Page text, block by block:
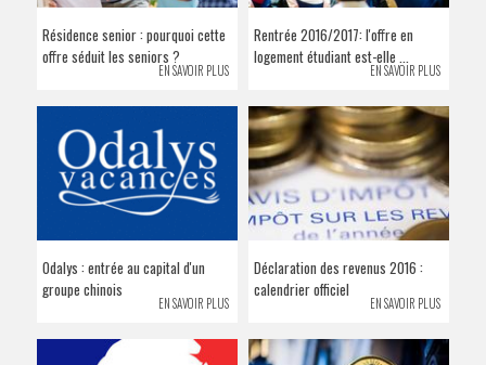
EHPAD
RESIDENCE SENIOR
ACTUALITES
FAQ
VENDRE SON BIEN
Résidence senior : pourquoi cette
offre séduit les seniors ?
EN SAVOIR PLUS
Rentrée 2016/2017: l'offre en
logement étudiant est-elle ...
EN SAVOIR PLUS
Odalys : entrée au capital d'un
groupe chinois
EN SAVOIR PLUS
Déclaration des revenus 2016 :
calendrier officiel
EN SAVOIR PLUS